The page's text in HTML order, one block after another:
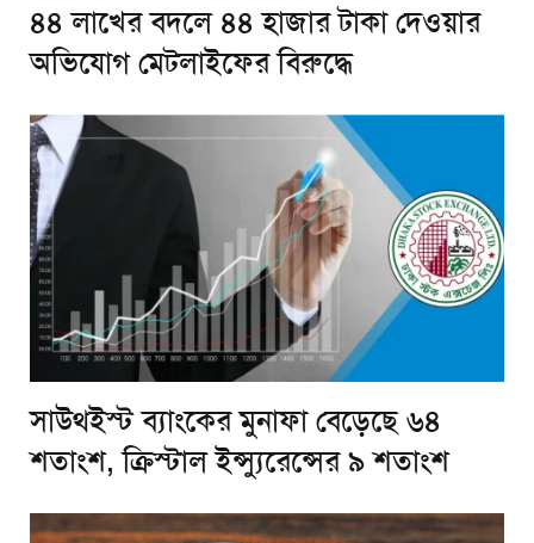
৪৪ লাখের বদলে ৪৪ হাজার টাকা দেওয়ার
অভিযোগ মেটলাইফের বিরুদ্ধে
সাউথইস্ট ব্যাংকের মুনাফা বেড়েছে ৬৪
শতাংশ, ক্রিস্টাল ইন্স্যুরেন্সের ৯ শতাংশ